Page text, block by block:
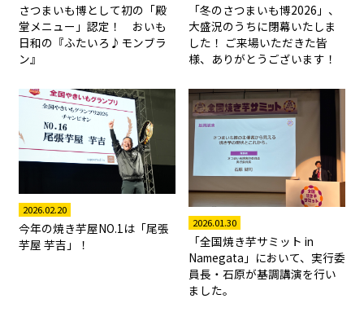
さつまいも博として初の「殿
堂メニュー」認定！ おいも
日和の『ふたいろ♪モンブラ
ン』
「冬のさつまいも博2026」、
大盛況のうちに閉幕いたしま
した！ ご来場いただきた皆
様、ありがとうございます！
2026.02.20
今年の焼き芋屋NO.1は「尾張
芋屋 芋吉」！
2026.01.30
「全国焼き芋サミット in
Namegata」において、実行委
員長・石原が基調講演を行い
ました。